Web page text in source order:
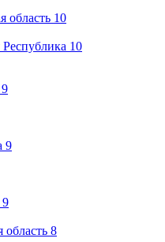
область 10
Республика 10
9
9
9
область 8